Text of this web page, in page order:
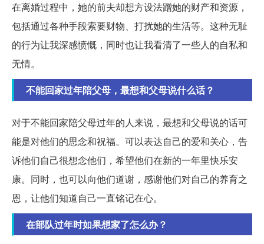
在离婚过程中，她的前夫却想方设法蹭她的财产和资源，
包括通过各种手段索要财物、打扰她的生活等。这种无耻
的行为让我深感愤慨，同时也让我看清了一些人的自私和
无情。
不能回家过年陪父母，最想和父母说什么话？
对于不能回家陪父母过年的人来说，最想和父母说的话可
能是对他们的思念和祝福。可以表达自己的爱和关心，告
诉他们自己很想念他们，希望他们在新的一年里快乐安
康。同时，也可以向他们道谢，感谢他们对自己的养育之
恩，让他们知道自己一直铭记在心。
在部队过年时如果想家了怎么办？